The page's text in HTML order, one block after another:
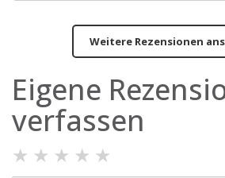
Weitere Rezensionen
Eigene
verfassen
★ ★ ★ ★ ★